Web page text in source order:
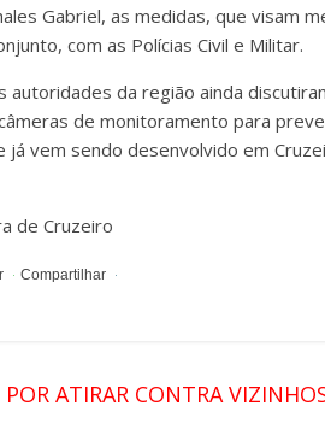
Gabriel, as medidas, que visam
com as Polícias Civil e Militar.
autoridades da região ainda
de monitoramento para
já vem sendo desenvolvido em
de Cruzeiro
POR ATIRAR CONTRA